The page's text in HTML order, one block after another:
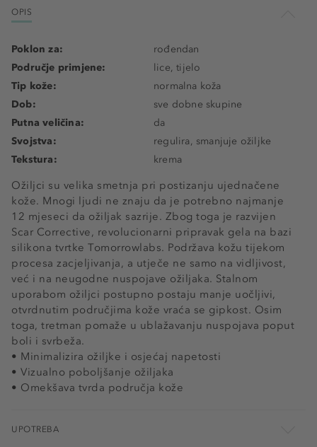
OPIS
Ožiljci su velika smetnja pri postizanju ujednačene
kože. Mnogi ljudi ne znaju da je potrebno najmanje
12 mjeseci da ožiljak sazrije. Zbog toga je razvijen
Scar Corrective, revolucionarni pripravak gela na bazi
silikona tvrtke Tomorrowlabs. Podržava kožu tijekom
procesa zacjeljivanja, a utječe ne samo na vidljivost,
već i na neugodne nuspojave ožiljaka. Stalnom
uporabom ožiljci postupno postaju manje uočljivi,
otvrdnutim područjima kože vraća se gipkost. Osim
toga, tretman pomaže u ublažavanju nuspojava poput
boli i svrbeža.
• Minimalizira ožiljke i osjećaj napetosti
• Vizualno poboljšanje ožiljaka
• Omekšava tvrda područja kože
Poklon za:
rođendan
Područje primjene:
lice, tijelo
Tip kože:
normalna koža
Dob:
sve dobne skupine
Putna veličina:
da
Svojstva:
regulira, smanjuje ožiljke
Tekstura:
krema
UPOTREBA